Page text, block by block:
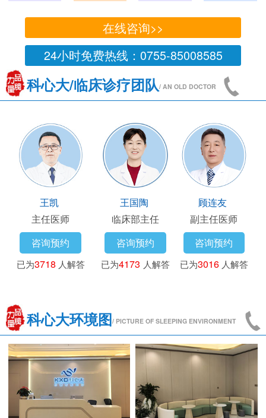
在线咨询>>
24小时免费热线：0755-85008585
科心大/临床诊疗团队/ AN OLD DOCTOR
王凯
主任医师
咨询预约
已为3718 人解答
王国陶
临床部主任
咨询预约
已为4173 人解答
顾连友
副主任医师
咨询预约
已为3016 人解答
科心大环境图/ PICTURE OF SLEEPING ENVIRONMENT